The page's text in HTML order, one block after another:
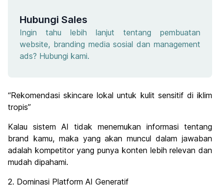
Hubungi Sales
Ingin tahu lebih lanjut tentang pembuatan
website, branding media sosial dan management
ads? Hubungi kami.
“Rekomendasi skincare lokal untuk kulit sensitif di iklim
tropis”
Kalau sistem AI tidak menemukan informasi tentang
brand kamu, maka yang akan muncul dalam jawaban
adalah kompetitor yang punya konten lebih relevan dan
mudah dipahami.
2. Dominasi Platform AI Generatif